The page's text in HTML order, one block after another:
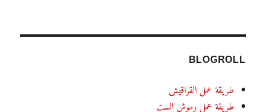
BLOGROLL
طريقة عمل القراقيش
طريقة عمل رموش الست